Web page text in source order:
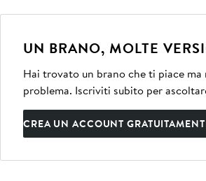
UN BRANO, MOLTE
Hai trovato un brano che ti piace
problema. Iscriviti subito per
CREA UN ACCOUNT